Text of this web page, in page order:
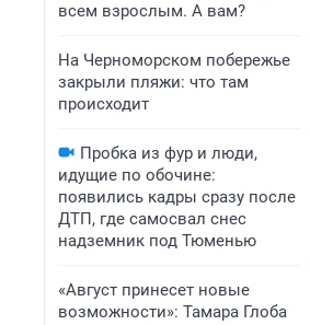
всем взрослым. А вам?
На Черноморском побережье
закрыли пляжи: что там
происходит
Пробка из фур и люди,
идущие по обочине:
появились кадры сразу после
ДТП, где самосвал снес
надземник под Тюменью
«Август принесет новые
возможности»: Тамара Глоба